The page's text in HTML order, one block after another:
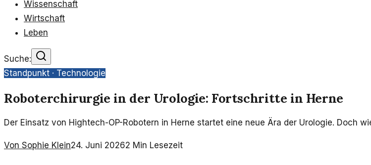
Wissenschaft
Wirtschaft
Leben
Suche:
Standpunkt · Technologie
Roboterchirurgie in der Urologie: Fortschritte in Herne
Der Einsatz von Hightech-OP-Robotern in Herne startet eine neue Ära der Urologie. Doch
Von Sophie Klein24. Juni 20262 Min Lesezeit